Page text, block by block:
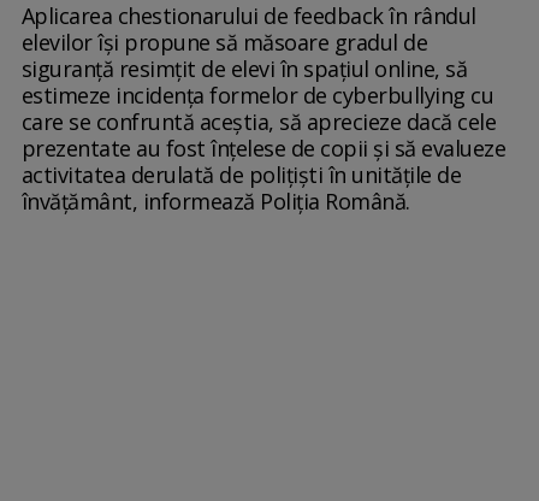
Aplicarea chestionarului de feedback în rândul
elevilor îşi propune să măsoare gradul de
siguranţă resimţit de elevi în spaţiul online, să
estimeze incidenţa formelor de cyberbullying cu
care se confruntă aceştia, să aprecieze dacă cele
prezentate au fost înţelese de copii şi să evalueze
activitatea derulată de poliţişti în unităţile de
învăţământ, informează Poliţia Română.